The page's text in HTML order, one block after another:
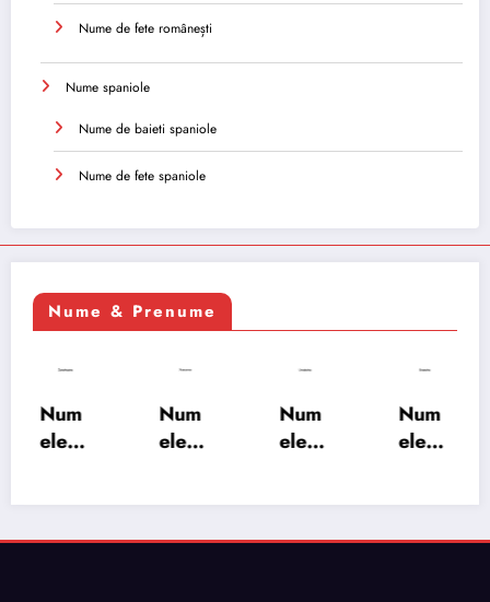
Nume de fete românești
Nume spaniole
Nume de baieti spaniole
Nume de fete spaniole
Nume & Prenume
Num
ele
semn
Num
ele
semn
Num
ele
semn
Num
ele
ificați